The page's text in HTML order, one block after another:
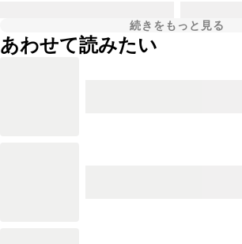
続きをもっと見る
あわせて読みたい